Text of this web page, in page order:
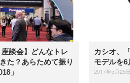
座談会】どんなトレ
た？あらためて振り
」
カシオ、
モデルを6
2017年5月25日